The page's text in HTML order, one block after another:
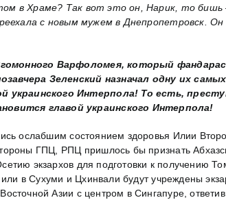
в Храме? Так вот это он, Нарик, то бишь
с новым мужем в Днепропетровск.
Варфоломея, который
Зеленский назначал одну их
Интерпола! То есть,
главой украинского Интерпола!
ослабшим состоянием здоровья Илии
ГПЦ, РПЦ пришлось бы признать
экзархов для подготовки к получению
в Сухуми и Цхинвали будут учреждены
Азии с центром в Сингапуре,